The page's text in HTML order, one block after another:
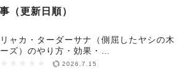
（更新日順）
ャカ・ターダーサナ（側屈したヤシの木
ズ）のやり方・効果・…
2026.7.15